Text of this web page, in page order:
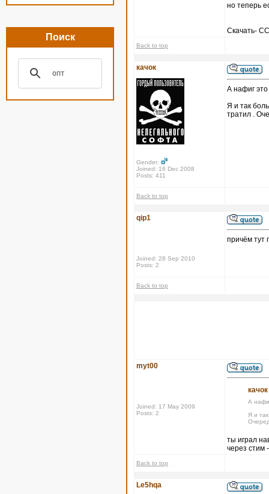
Поиск
но теперь
Скачать-
Back to top
качок
Gender:
Joined: 16 Dec 2008
Posts: 411
А нафиг
Я и так
тратил .
Back to top
qip1
Joined: 28 Sep 2010
Posts: 2
причём тут
Back to top
myt00
Joined: 17 May 2009
Posts: 2
А
Я и
ты играл
через стим
Back to top
Le5hqa